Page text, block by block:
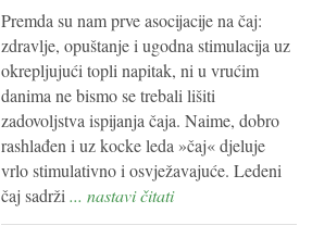
Premda su nam prve asocijacije na čaj:
zdravlje, opuštanje i ugodna stimulacija uz
okrepljujući topli napitak, ni u vrućim
danima ne bismo se trebali lišiti
zadovoljstva ispijanja čaja. Naime, dobro
rashlađen i uz kocke leda »čaj« djeluje
vrlo stimulativno i osvježavajuće. Ledeni
čaj sadrži... nastavi čitati